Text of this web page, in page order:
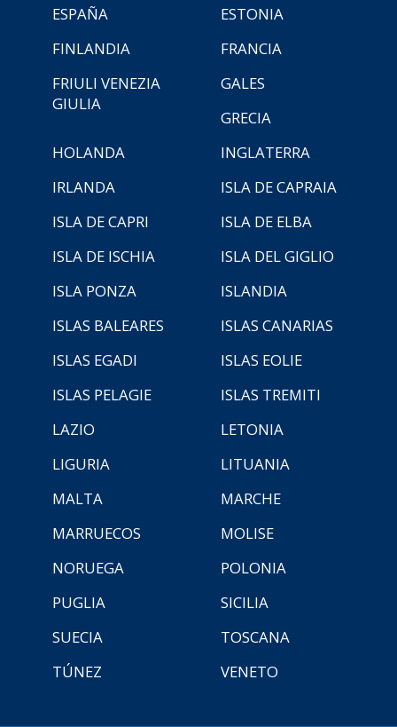
ESPAÑA
ESTONIA
FINLANDIA
FRANCIA
FRIULI VENEZIA
GIULIA
GALES
GRECIA
HOLANDA
INGLATERRA
IRLANDA
ISLA DE CAPRAIA
ISLA DE CAPRI
ISLA DE ELBA
ISLA DE ISCHIA
ISLA DEL GIGLIO
ISLA PONZA
ISLANDIA
ISLAS BALEARES
ISLAS CANARIAS
ISLAS EGADI
ISLAS EOLIE
ISLAS PELAGIE
ISLAS TREMITI
LAZIO
LETONIA
LIGURIA
LITUANIA
MALTA
MARCHE
MARRUECOS
MOLISE
NORUEGA
POLONIA
PUGLIA
SICILIA
SUECIA
TOSCANA
TÚNEZ
VENETO